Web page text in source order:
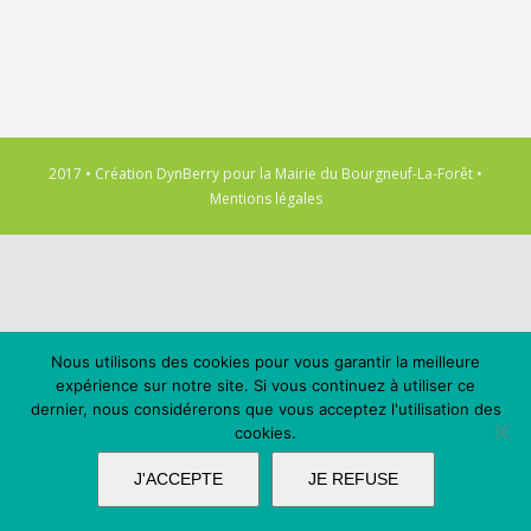
2017 • Création DynBerry pour la Mairie du Bourgneuf-La-Forêt •
Mentions légales
Nous utilisons des cookies pour vous garantir la meilleure
expérience sur notre site. Si vous continuez à utiliser ce
dernier, nous considérerons que vous acceptez l'utilisation des
cookies.
J'ACCEPTE JE REFUSE